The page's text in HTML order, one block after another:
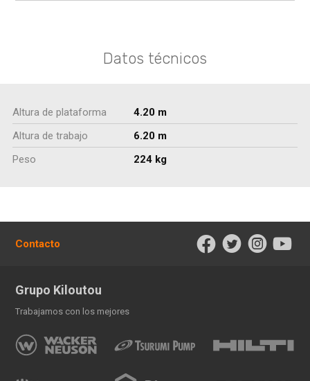
Datos técnicos
Altura de plataforma
4.20 m
Altura de trabajo
6.20 m
Peso
224 kg
Contacto
Grupo Kiloutou
Trabajamos con los mejores